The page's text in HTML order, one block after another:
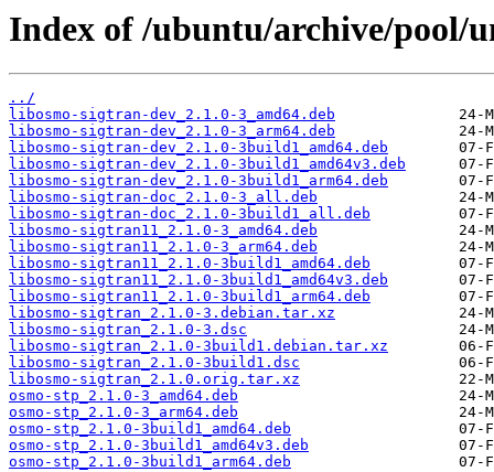
Index of /ubuntu/archive/pool/
../
libosmo-sigtran-dev_2.1.0-3_amd64.deb
libosmo-sigtran-dev_2.1.0-3_arm64.deb
libosmo-sigtran-dev_2.1.0-3build1_amd64.deb
libosmo-sigtran-dev_2.1.0-3build1_amd64v3.deb
libosmo-sigtran-dev_2.1.0-3build1_arm64.deb
libosmo-sigtran-doc_2.1.0-3_all.deb
libosmo-sigtran-doc_2.1.0-3build1_all.deb
libosmo-sigtran11_2.1.0-3_amd64.deb
libosmo-sigtran11_2.1.0-3_arm64.deb
libosmo-sigtran11_2.1.0-3build1_amd64.deb
libosmo-sigtran11_2.1.0-3build1_amd64v3.deb
libosmo-sigtran11_2.1.0-3build1_arm64.deb
libosmo-sigtran_2.1.0-3.debian.tar.xz
libosmo-sigtran_2.1.0-3.dsc
libosmo-sigtran_2.1.0-3build1.debian.tar.xz
libosmo-sigtran_2.1.0-3build1.dsc
libosmo-sigtran_2.1.0.orig.tar.xz
osmo-stp_2.1.0-3_amd64.deb
osmo-stp_2.1.0-3_arm64.deb
osmo-stp_2.1.0-3build1_amd64.deb
osmo-stp_2.1.0-3build1_amd64v3.deb
osmo-stp_2.1.0-3build1_arm64.deb